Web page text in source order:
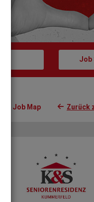
Job Map Zurück